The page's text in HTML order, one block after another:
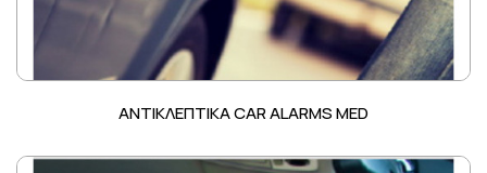
ΑΝΤΙΚΛΕΠΤΙΚΑ CAR ALARMS MED